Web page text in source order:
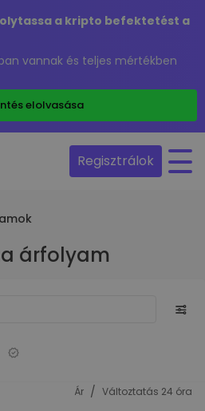
a kripto befektetést a
vannak és teljes mértékben
elolvasása
Regisztrálok
árfolyam
Ár / Változtatás 24 óra